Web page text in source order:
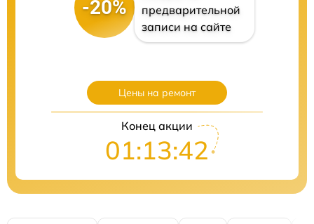
-20%
предварительной
записи на сайте
Цены на ремонт
Конец акции
01:13:41